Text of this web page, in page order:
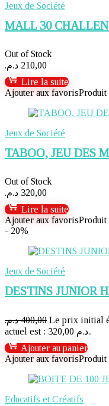
Jeux de Société
MALL 30
Out of Stock
210,00 د.م.
Lire la suite
Ajouter aux favorisProduit
Jeux de Société
TABOO, JEU DES
Out of Stock
320,00 د.م.
Lire la suite
Ajouter aux favorisProduit
- 20%
Jeux de Société
DESTINS JUNIOR
400,00 د.م.
actuel est : 320,00 د.م..
Ajouter au panier
Ajouter aux favorisProduit
Educatifs et Créatifs